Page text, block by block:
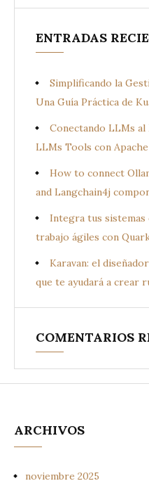
ENTRADAS
Simplificando la
Una Guía Práctica de
Conectando LLMs
LLMs Tools con
How to connect
and Langchain4j
Integra tus sistemas
trabajo ágiles con
Karavan: el
que te ayudará a crear
COMENTARIOS
ARCHIVOS
noviembre 2025